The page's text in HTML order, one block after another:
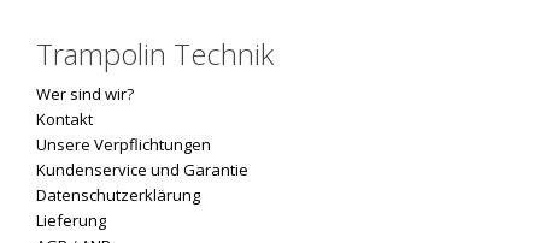
Trampolin Technik
Wer sind wir?
Kontakt
Unsere Verpflichtungen
Kundenservice und Garantie
Datenschutzerklärung
Lieferung